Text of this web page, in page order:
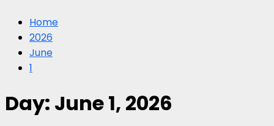
Home
2026
June
1
Day: June 1, 2026